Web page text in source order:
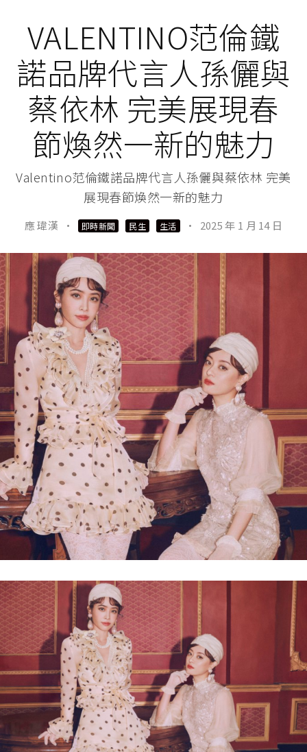
VALENTINO范倫鐵
諾品牌代言人孫儷與
蔡依林 完美展現春
節煥然一新的魅力
Valentino范倫鐵諾品牌代言人孫儷與蔡依林 完美
展現春節煥然一新的魅力
應 瑋漢 · 即時新聞 民生 生活 · 2025 年 1 月 14 日